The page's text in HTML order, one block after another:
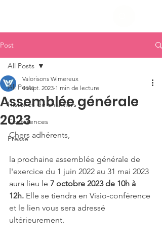
Post
All Posts
Histoires de chantiers
Conférences
Presse
All Posts
Assemblée générale
2023
Valorisons Wimereux
4 sept. 2023 1 min de lecture
Chers adhérents,
la prochaine assemblée générale de
l'exercice du 1 juin 2022 au 31 mai 2023
aura lieu le 7 octobre 2023 de 10h à
12h. Elle se tiendra en Visio-conférence
et le lien vous sera adressé
ultérieurement.